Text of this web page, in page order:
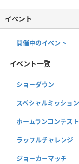
イベント
開催中のイベント
イベント一覧
ショーダウン
スペシャルミッション
ホームランコンテスト
ラッフルチャレンジ
ジョーカーマッチ